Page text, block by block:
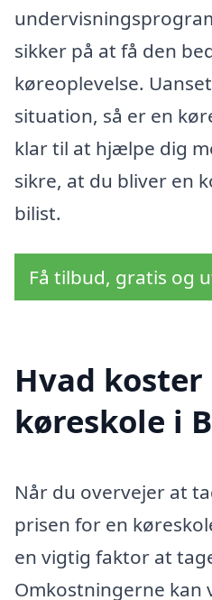
sikker på at få den
køreoplevelse.
situation, så er en
klar til at hjælpe dig
sikre, at du bliver en
bilist.
Få tilbud, gratis og
Hvad koster
køreskole i
Når du overvejer at
prisen for en
en vigtig faktor at
Omkostningerne